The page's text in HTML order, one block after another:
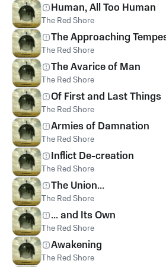
Human, All Too Human
The Red Shore
The Approaching
The Red Shore
The Avarice of Man
The Red Shore
Of First and Last Things
The Red Shore
Armies of Damnation
The Red Shore
Inflict De-creation
The Red Shore
The Union...
The Red Shore
... and Its Own
The Red Shore
Awakening
The Red Shore